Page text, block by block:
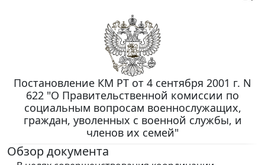
Постановление КМ РТ от 4 сентября 2001 г. N
622 "О Правительственной комиссии по
социальным вопросам военнослужащих,
граждан, уволенных с военной службы, и
членов их семей"
Обзор документа